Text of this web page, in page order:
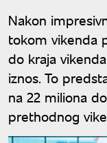
Nakon
tokom vikenda
do kraja
iznos. To
na 22 miliona
prethodnog